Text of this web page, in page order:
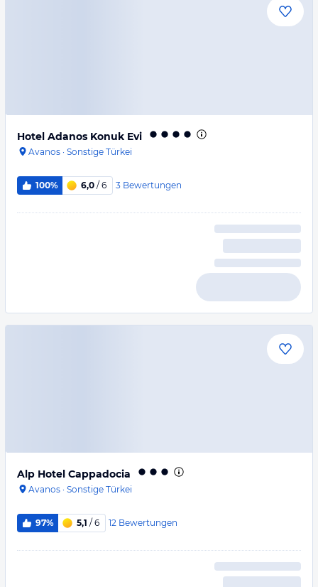
Hotel Adanos Konuk Evi
Avanos · Sonstige Türkei
100% 6,0 / 6 3 Bewertungen
Alp Hotel Cappadocia
Avanos · Sonstige Türkei
97% 5,1 / 6 12 Bewertungen